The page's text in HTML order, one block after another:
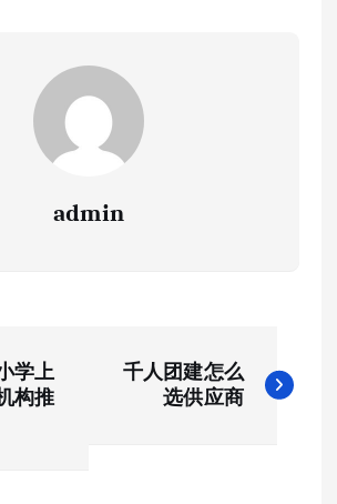
admin
学上
构推
千人团建怎么
选供应商